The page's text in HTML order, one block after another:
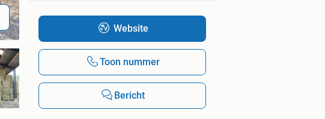
Website
Toon nummer
Bericht